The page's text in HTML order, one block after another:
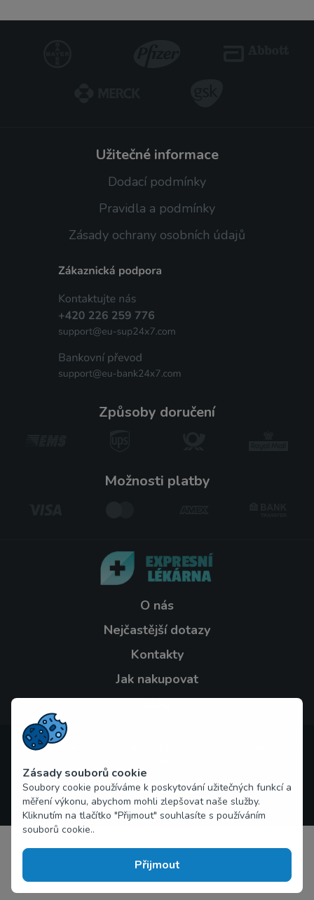
užitečné informace
Dodací podmínky
Pravidla a podmínky
Zásady ochrany osobních údajů
způsoby doručení
možnosti platby
O nás
Nejčastější dotazy
Kontakty
Jak nakupovat
Blog
Autorská práva © 2026 expresni-lekarna.com Všechna práva
Zásady souborů cookie
Soubory cookie používáme k poskytování užitečných funkcí a
měření výkonu, abychom mohli zlepšovat naše služby.
Kliknutím na tlačítko "Přijmout" souhlasíte s používáním
souborů cookie..
Přijmout